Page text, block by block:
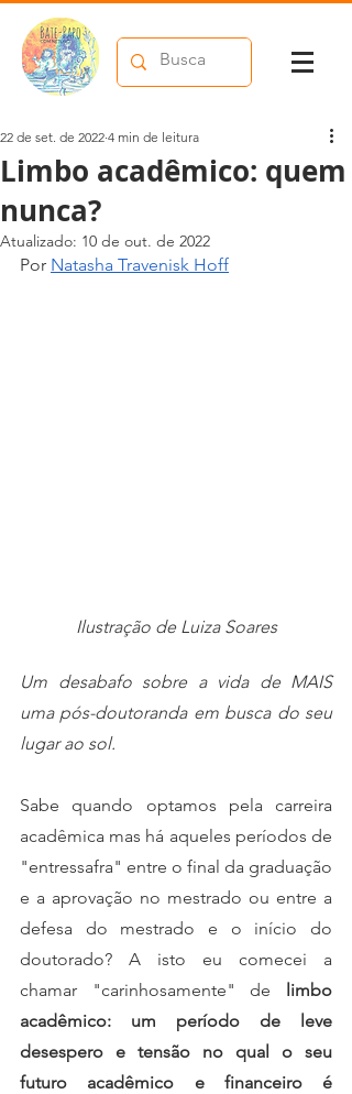
Limbo acadêmico: quem
nunca?
22 de set. de 2022 4 min de leitura
Atualizado: 10 de out. de 2022
Por Natasha Travenisk Hoff
Ilustração de Luiza Soares
Um desabafo sobre a vida de MAIS
uma pós-doutoranda em busca do seu
lugar ao sol.
Sabe quando optamos pela carreira
acadêmica mas há aqueles períodos de
"entressafra" entre o final da graduação
e a aprovação no mestrado ou entre a
defesa do mestrado e o início do
doutorado? A isto eu comecei a
chamar "carinhosamente" de limbo
acadêmico: um período de leve
desespero e tensão no qual o seu
futuro acadêmico e financeiro é